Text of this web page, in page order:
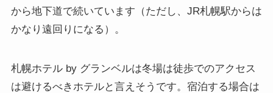
から地下道で続いています（ただし、JR札幌駅からは
かなり遠回りになる）。
札幌ホテル by グランベルは冬場は徒歩でのアクセス
は避けるべきホテルと言えそうです。宿泊する場合は